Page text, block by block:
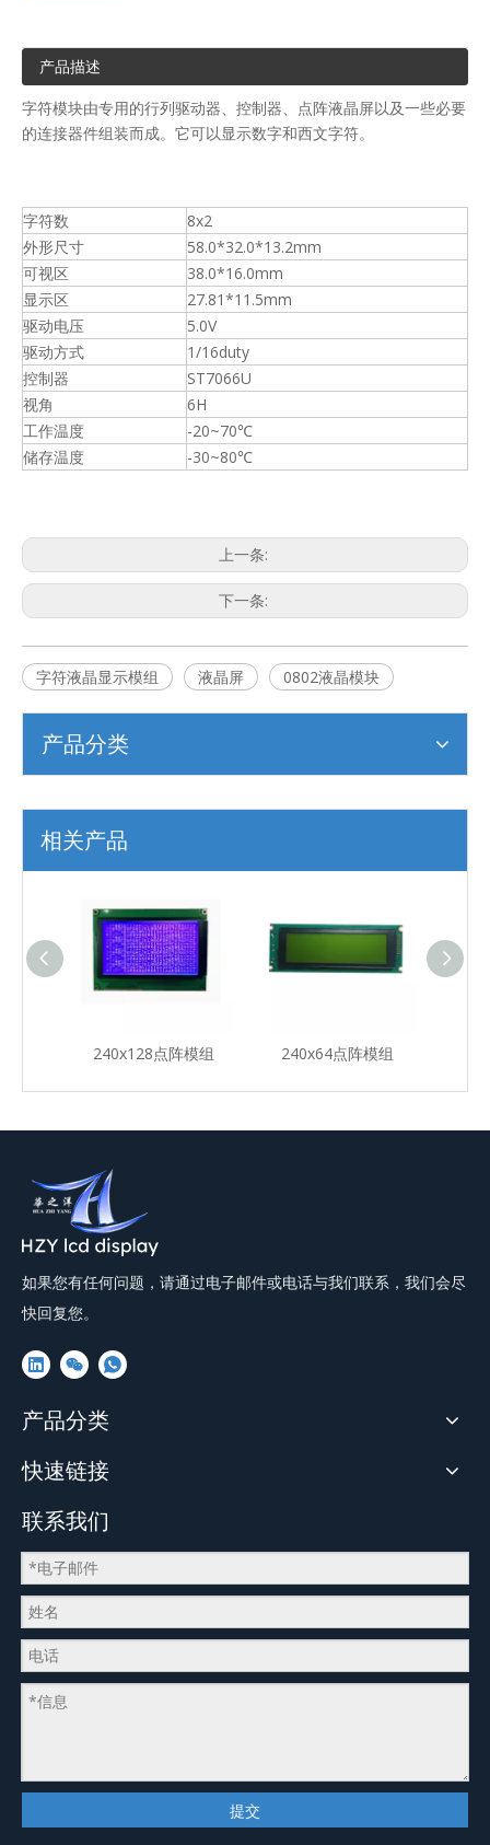
产品描述
字符模块由专用的行列驱动器、控制器、点阵液晶屏以及一些必要
的连接器件组装而成。它可以显示数字和西文字符。
字符数
8x2
外形尺寸
58.0*32.0*13.2mm
可视区
38.0*16.0mm
显示区
27.81*11.5mm
驱动电压
5.0V
驱动方式
1/16duty
控制器
ST7066U
视角
6H
工作温度
-20~70℃
储存温度
-30~80℃
上一条:
下一条:
字符液晶显示模组 液晶屏 0802液晶模块
产品分类
相关产品
240x128点阵模组 240x64点阵模组
如果您有任何问题，请通过电子邮件或电话与我们联系，我们会尽
快回复您。
产品分类
快速链接
联系我们
提交